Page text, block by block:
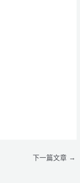
下一篇文章 →